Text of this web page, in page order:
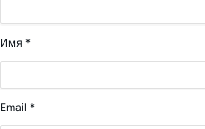
Имя *
Email *